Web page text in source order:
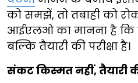
को समझें, तो तबाही को
आईएलओ का मानना है कि
बल्कि तैयारी की परीक्षा है।
संकट किस्मत नहीं, तैयारी